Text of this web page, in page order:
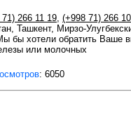
266 11 19, (+998 71) 266
Ташкент, Мирзо-
бы хотели обратить Ваше
или молочных
: 6050